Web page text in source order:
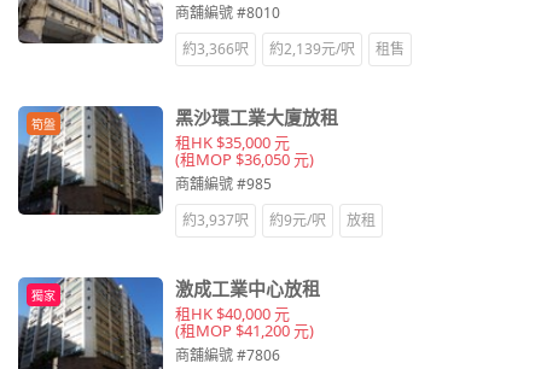
商舖編號 #8010
約3,366呎
約2,139元/呎 租售
筍盤 黑沙環工業大廈放租
租HK $35,000 元
(租MOP $36,050 元)
商舖編號 #985
約3,937呎
約9元/呎 放租
獨家 激成工業中心放租
租HK $40,000 元
(租MOP $41,200 元)
商舖編號 #7806